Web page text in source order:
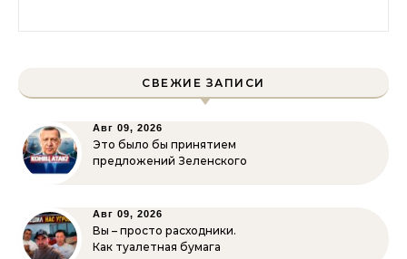
СВЕЖИЕ ЗАПИСИ
Авг 09, 2026
Это было бы принятием
предложений Зеленского
Авг 09, 2026
Вы – просто расходники.
Как туалетная бумага